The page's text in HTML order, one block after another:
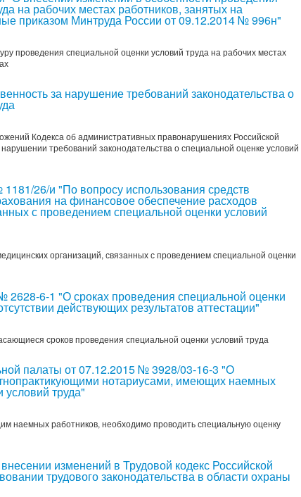
на рабочих местах работников, занятых на
приказом Минтруда России от 09.12.2014 № 996н"
проведения специальной оценки условий труда на рабочих местах
за нарушение требований законодательства о
Кодекса об административных правонарушениях Российской
требований законодательства о специальной оценке условий
26/и "По вопросу использования средств
на финансовое обеспечение расходов
с проведением специальной оценки условий
организаций, связанных с проведением специальной оценки
2628-6-1 "О сроках проведения специальной оценки
действующих результатов аттестации"
сроков проведения специальной оценки условий труда
палаты от 07.12.2015 № 3928/03-16-3 "О
нотариусами, имеющих наемных
условий труда"
наемных работников, необходимо проводить специальную оценку
изменений в Трудовой кодекс Российской
трудового законодательства в области охраны